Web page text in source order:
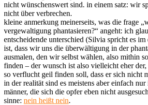
nicht wünschenswert sind. in einem satz: wir
nicht über verbrechen.
kleine anmerkung meinerseits, was die frage
vergewaltigung phantasieren?“ angeht: ich
entscheidende unterschied (Silvia spricht es
ist, dass wir uns die überwältigung in der
ausmalen, den wir selbst wählen, also mithin
finden – der wunsch ist also vielleicht eher der,
so verflucht geil finden soll, dass er sich nicht
in der realität sind es meistens aber einfach
männer, die sich die opfer eben nicht
sinne: nein heißt nein.